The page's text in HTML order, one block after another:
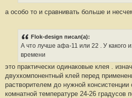
а особо то и сравнивать больше и
Flok-design писал(а):
А что лучше афа-11 или 22 . У какого
времени
это практически одинаковые клея .
двухкомпонентный клей перед
растворителем до нужной консистенции
комнатной температуре 24-26 градусов